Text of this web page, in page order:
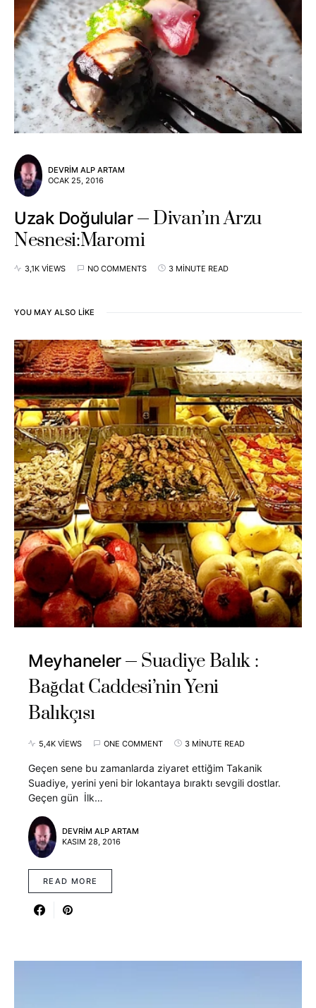
DEVRIM ALP ARTAM
OCAK 25, 2016
Uzak Doğulular
Divan’ın Arzu
Nesnesi:Maromi
3,1K VIEWS NO COMMENTS 3 MINUTE READ
YOU MAY ALSO LIKE
Meyhaneler
Suadiye Balık :
Bağdat Caddesi’nin Yeni
Balıkçısı
5,4K VIEWS ONE COMMENT 3 MINUTE READ
Geçen sene bu zamanlarda ziyaret ettiğim Takanik
Suadiye, yerini yeni bir lokantaya bıraktı sevgili dostlar.
Geçen gün İlk…
DEVRIM ALP ARTAM
KASIM 28, 2016
READ MORE